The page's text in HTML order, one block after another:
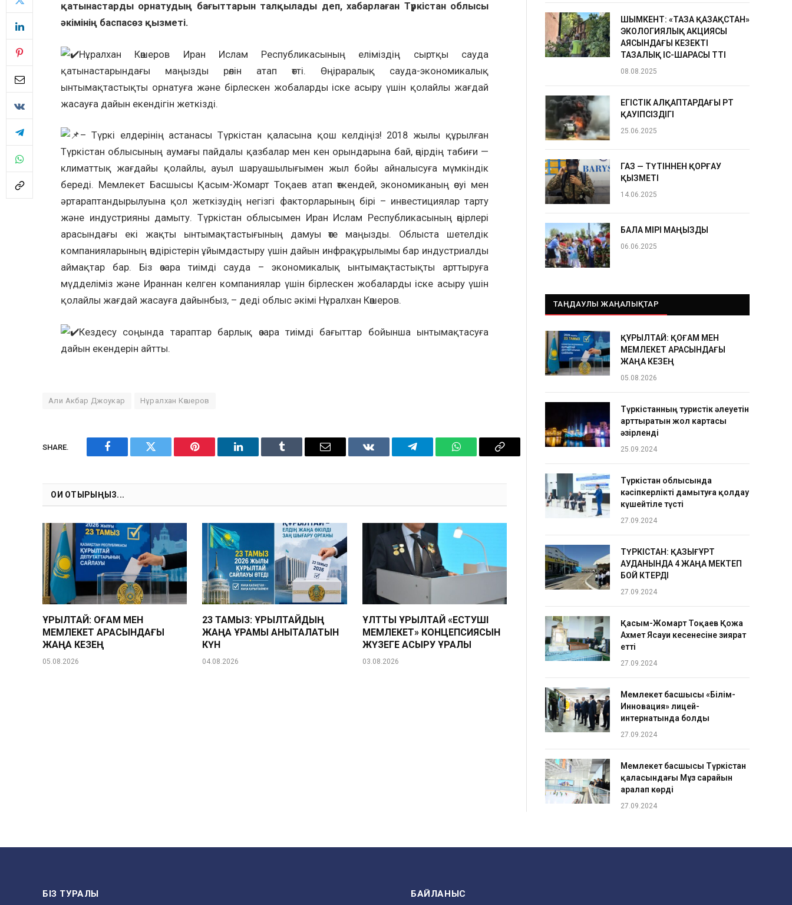
қатынастарды орнатудың бағыттарын талқылады деп, хабарлаған Түркістан облысы
әкімінің баспасөз қызметі.
Нұралхан Көшеров Иран Ислам Республикасының еліміздің сыртқы сауда
қатынастарындағы маңызды рөлін атап өтті. Өңіраралық сауда-экономикалық
ынтымақтастықты орнатуға және бірлескен жобаларды іске асыру үшін қолайлы жағдай
жасауға дайын екендігін жеткізді.
– Түркі елдерінің астанасы Түркістан қаласына қош келдіңіз! 2018 жылы құрылған
Түркістан облысының аумағы пайдалы қазбалар мен кен орындарына бай, өңірдің табиғи —
климаттық жағдайы қолайлы, ауыл шаруашылығымен жыл бойы айналысуға мүмкіндік
береді. Мемлекет Басшысы Қасым-Жомарт Тоқаев атап өткендей, экономиканың өсуі мен
әртараптандырылуына қол жеткізудің негізгі факторларының бірі – инвестициялар тарту
және индустрияны дамыту. Түркістан облысымен Иран Ислам Республикасының өңірлері
арасындағы екі жақты ынтымақтастығының дамуы өте маңызды. Облыста шетелдік
компанияларының өндірістерін ұйымдастыру үшін дайын инфрақұрылымы бар индустриалды
аймақтар бар. Біз өзара тиімді сауда – экономикалық ынтымақтастықты арттыруға
мүдделіміз және Ираннан келген компаниялар үшін бірлескен жобаларды іске асыру үшін
қолайлы жағдай жасауға дайынбыз, – деді облыс әкімі Нұралхан Көшеров.
Кездесу соңында тараптар барлық өзара тиімді бағыттар бойынша ынтымақтасуға
дайын екендерін айтты.
Али Акбар Джоукар Нұралхан Көшеров
SHARE.
Facebook Twitter Pinterest LinkedIn Tumblr Email VKontakteTelegram WhatsAppCopy
ОҚИ ОТЫРЫҢЫЗ...
ҚҰРЫЛТАЙ: ҚОҒАМ МЕН
МЕМЛЕКЕТ АРАСЫНДАҒЫ
ЖАҢА КЕЗЕҢ
05.08.2026
23 ТАМЫЗ: ҚҰРЫЛТАЙДЫҢ
ЖАҢА ҚҰРАМЫ АНЫҚТАЛАТЫН
КҮН
04.08.2026
ҰЛТТЫҚ ҚҰРЫЛТАЙ «ЕСТУШІ
МЕМЛЕКЕТ» КОНЦЕПСИЯСЫН
ЖҮЗЕГЕ АСЫРУ ҚҰРАЛЫ
03.08.2026
ШЫМКЕНТ: «ТАЗА ҚАЗАҚСТАН»
ЭКОЛОГИЯЛЫҚ АКЦИЯСЫ
АЯСЫНДАҒЫ КЕЗЕКТІ
ТАЗАЛЫҚ ІС-ШАРАСЫ ӨТТІ
08.08.2025
ЕГІСТІК АЛҚАПТАРДАҒЫ ӨРТ
ҚАУІПСІЗДІГІ
25.06.2025
ГАЗ — ТҮТІННЕН ҚОРҒАУ
ҚЫЗМЕТІ
14.06.2025
БАЛА ӨМІРІ МАҢЫЗДЫ
06.06.2025
ТАҢДАУЛЫ ЖАҢАЛЫҚТАР
ҚҰРЫЛТАЙ: ҚОҒАМ МЕН
МЕМЛЕКЕТ АРАСЫНДАҒЫ
ЖАҢА КЕЗЕҢ
05.08.2026
Түркістанның туристік әлеуетін
арттыратын жол картасы
әзірленді
25.09.2024
Түркістан облысында
кәсіпкерлікті дамытуға қолдау
күшейтіле түсті
27.09.2024
ТҮРКІСТАН: ҚАЗЫҒҰРТ
АУДАНЫНДА 4 ЖАҢА МЕКТЕП
БОЙ КӨТЕРДІ
27.09.2024
Қасым-Жомарт Тоқаев Қожа
Ахмет Ясауи кесенесіне зиярат
етті
27.09.2024
Мемлекет басшысы «Білім-
Инновация» лицей-
интернатында болды
27.09.2024
Мемлекет басшысы Түркістан
қаласындағы Мұз сарайын
аралап көрді
27.09.2024
БІЗ ТУРАЛЫ БАЙЛАНЫС